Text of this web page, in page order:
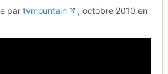
par tvmountain
, octobre 2010 en